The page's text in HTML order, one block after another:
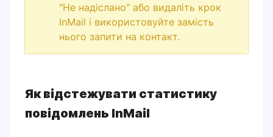
"Не надіслано" або видаліть крок
InMail і використовуйте замість
нього запити на контакт.
Як відстежувати статистику
повідомлень InMail